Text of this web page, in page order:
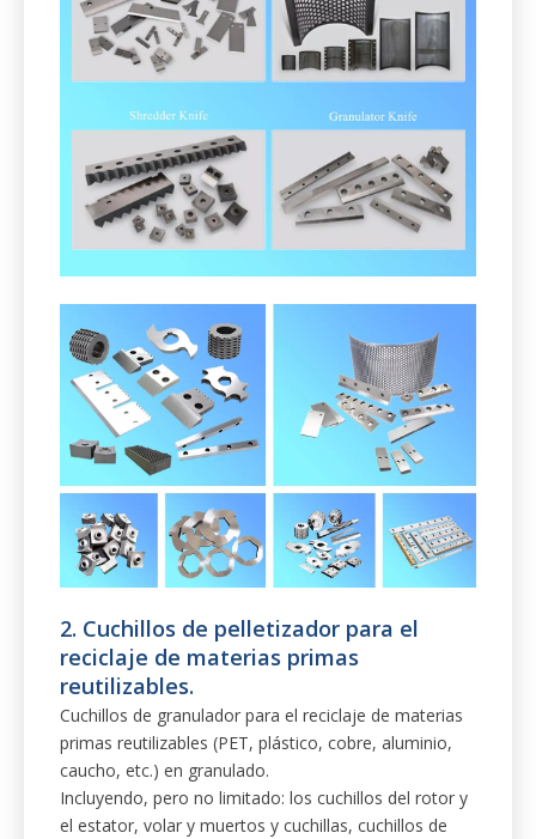
2. Cuchillos de pelletizador para el
reciclaje de materias primas
reutilizables.
Cuchillos de granulador para el reciclaje de materias
primas reutilizables (PET, plástico, cobre, aluminio,
caucho, etc.) en granulado.
Incluyendo, pero no limitado: los cuchillos del rotor y
el estator, volar y muertos y cuchillas, cuchillos de